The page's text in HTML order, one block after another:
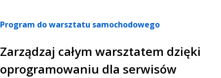
Program do warsztatu samochodowego
Zarządzaj całym warsztatem dzięki
oprogramowaniu dla serwisów